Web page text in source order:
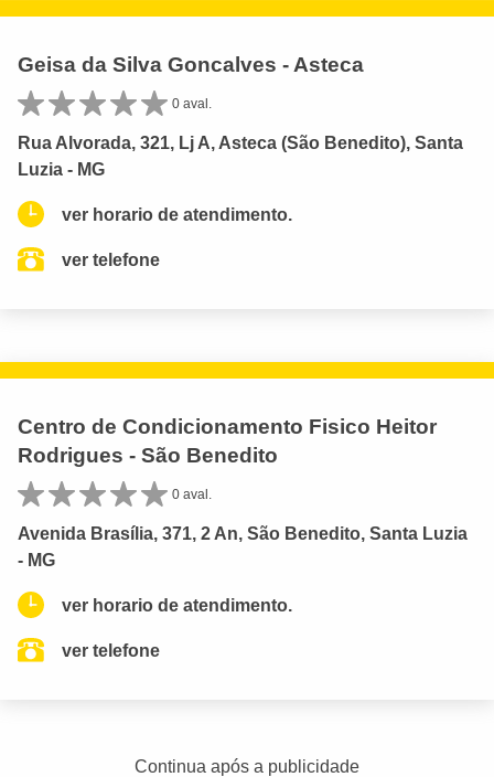
Geisa da Silva Goncalves - Asteca
0 aval.
Rua Alvorada, 321, Lj A, Asteca (São Benedito), Santa
Luzia - MG
ver horario de atendimento.
ver telefone
Centro de Condicionamento Fisico Heitor
Rodrigues - São Benedito
0 aval.
Avenida Brasília, 371, 2 An, São Benedito, Santa Luzia
- MG
ver horario de atendimento.
ver telefone
Continua após a publicidade